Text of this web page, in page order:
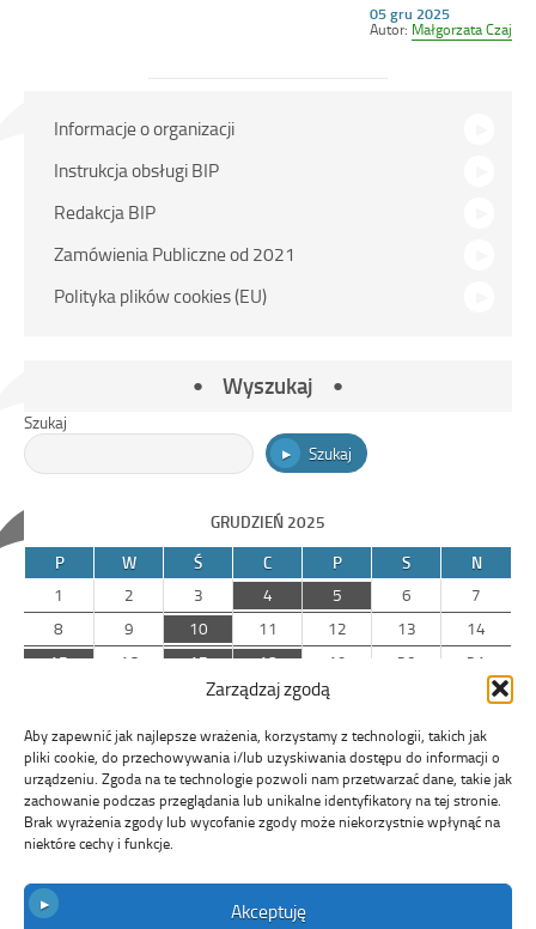
Zarządzaj zgodą
Aby zapewnić jak najlepsze wrażenia, korzystamy z technologii, takich jak
pliki cookie, do przechowywania i/lub uzyskiwania dostępu do informacji o
urządzeniu. Zgoda na te technologie pozwoli nam przetwarzać dane, takie jak
zachowanie podczas przeglądania lub unikalne identyfikatory na tej stronie.
Brak wyrażenia zgody lub wycofanie zgody może niekorzystnie wpłynąć na
niektóre cechy i funkcje.
Akceptuję
Opublikowano
w
05 gru 2025
Autor: Małgorzata Czaj
Menu
główne
Informacje o organizacji
Instrukcja obsługi BIP
Redakcja BIP
Zamówienia Publiczne od 2021
Polityka plików cookies (EU)
Wyszukaj
Szukaj
Szukaj
GRUDZIEŃ 2025
P
W Ś C P S
N
1
2 3 4 5 6
7
8
9 10 11 12 13
14
15
16 17 18 19 20
21
24 25 26
30 31
« lis
sty »